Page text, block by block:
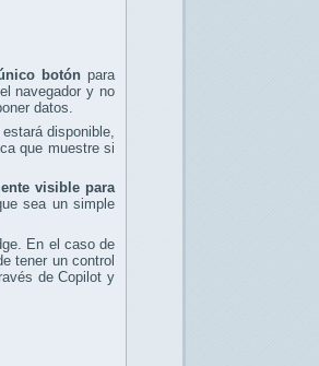
botón para
navegador y no
datos.
disponible,
que muestre si
visible para
sea un simple
En el caso de
tener un control
de Copilot y